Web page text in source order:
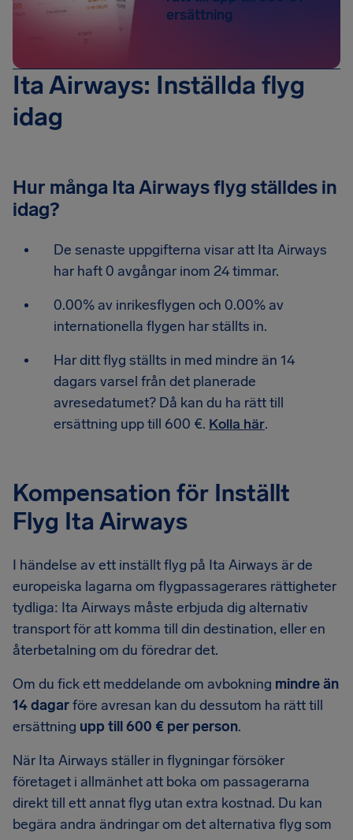
ersättning
Ita Airways: Inställda flyg
idag
Hur många Ita Airways flyg ställdes in
idag?
De senaste uppgifterna visar att Ita Airways
har haft 0 avgångar inom 24 timmar.
0.00% av inrikesflygen och 0.00% av
internationella flygen har ställts in.
Har ditt flyg ställts in med mindre än 14
dagars varsel från det planerade
avresedatumet? Då kan du ha rätt till
ersättning upp till 600 €. Kolla här.
Kompensation för Inställt
Flyg Ita Airways
I händelse av ett inställt flyg på Ita Airways är de
europeiska lagarna om flygpassagerares rättigheter
tydliga: Ita Airways måste erbjuda dig alternativ
transport för att komma till din destination, eller en
återbetalning om du föredrar det.
Om du fick ett meddelande om avbokning mindre än
14 dagarföre avresan kan du dessutom ha rätt till
ersättning upp till 600 € per person.
När Ita Airways ställer in flygningar försöker
företaget i allmänhet att boka om passagerarna
direkt till ett annat flyg utan extra kostnad. Du kan
begära andra ändringar om det alternativa flyg som